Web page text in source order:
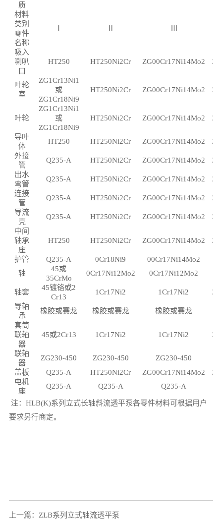
质
材料
类别
零件
名称
吸入
喇叭
口
HT250 HT250Ni2Cr ZG00Cr17Ni14Mo2
叶轮
室
ZG1Cr13Ni1
或
ZG1Cr18Ni9
HT250Ni2Cr ZG00Cr17Ni14Mo2
叶轮
ZG1Cr13Ni1
或
ZG1Cr18Ni9
HT250Ni2Cr ZG00Cr17Ni14Mo2
导叶
体
HT250 HT250Ni2Cr ZG00Cr17Ni14Mo2
外接
管
Q235-A HT250Ni2Cr ZG00Cr17Ni14Mo2
出水
弯管
Q235-A HT250Ni2Cr ZG00Cr17Ni14Mo2
连接
管
Q235-A HT250Ni2Cr ZG00Cr17Ni14Mo2
导流
壳
Q235-A HT250Ni2Cr ZG00Cr17Ni14Mo2
中间
轴承
座
HT250 HT250Ni2Cr ZG00Cr17Ni14Mo2
护管 Q235-A 0Cr18Ni9 00Cr17Ni14Mo2
轴
45或
35CrMo
0Cr17Ni12Mo2 0Cr17Ni12Mo2
轴套
45镀铬或2
Cr13
1Cr17Ni2 1Cr17Ni2
导轴
承
橡胶或赛龙 橡胶或赛龙
橡胶或赛龙
套筒
联轴
器
45或2Cr13 1Cr17Ni2 1Cr17Ni2
联轴
器
ZG230-450 ZG230-450
ZG230-450
盖板
Q235-A HT250Ni2Cr ZG00Cr17Ni14Mo2
电机
座
Q235-A Q235-A Q235-A
注：HLB(K)系列立式长轴斜流透平泵各零件材料可根据用户
要求另行商定。
上一篇： ZLB系列立式轴流透平泵